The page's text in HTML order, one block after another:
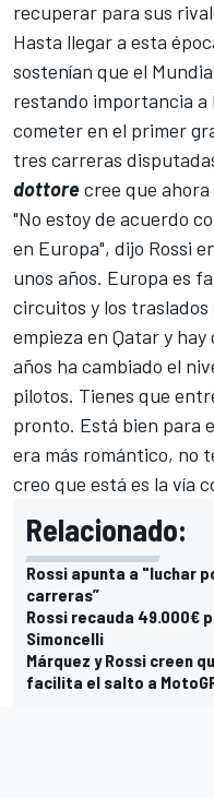
recuperar para sus
Hasta llegar a esta
sostenían que el
restando importancia a
cometer en el primer
tres carreras
dottorecree que
"No estoy de acuerdo
en Europa", dijo Rossi
unos años. Europa es
circuitos y los
empieza en Qatar y
años ha cambiado el
pilotos. Tienes que
pronto. Está bien para
era más romántico, no
creo que está es la vía
Relacionado:
Rossi apunta a "luchar
carreras”
Rossi recauda 49.000€
Simoncelli
Márquez y Rossi creen
facilita el salto a